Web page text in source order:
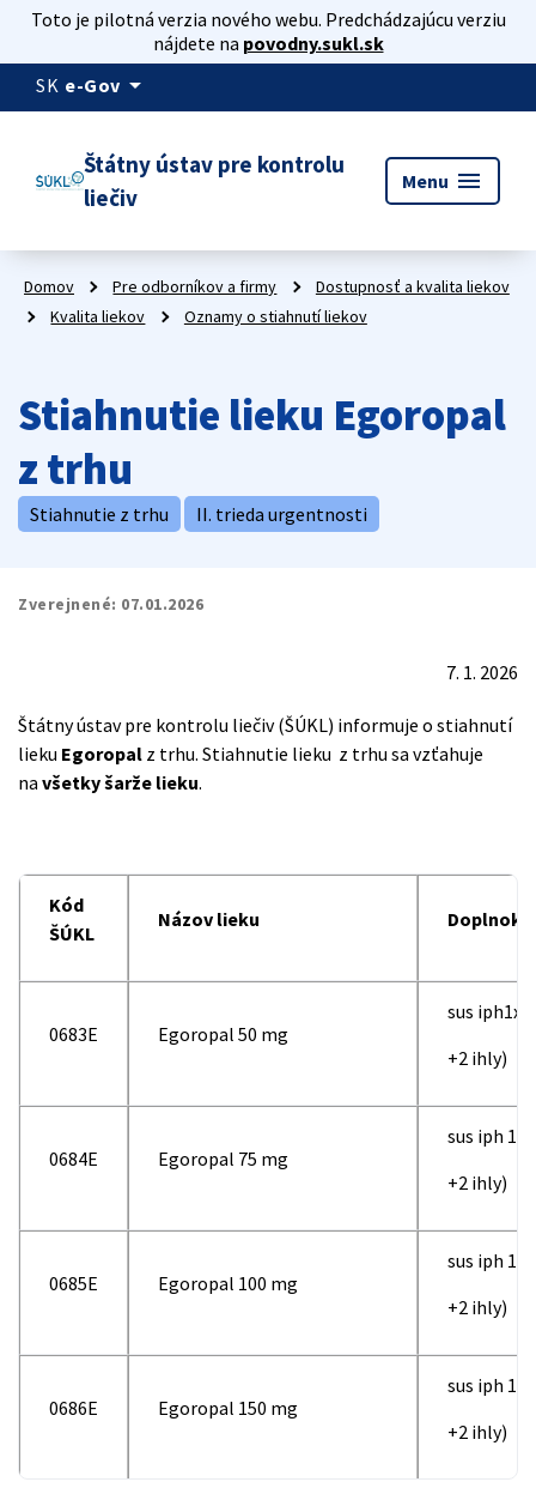
Toto je pilotná verzia nového webu. Predchádzajúcu verziu
nájdete na povodny.sukl.sk
SK e-Gov arrow_drop_down
Štátny ústav pre kontrolu
liečiv
Menu menu
Domov Pre odborníkov a firmy
Dostupnosť a kvalita liekov
Kvalita liekov
Oznamy o stiahnutí liekov
Stiahnutie lieku Egoropal
z trhu
Stiahnutie z trhu II. trieda urgentnosti
Zverejnené: 07.01.2026
7. 1. 2026
Štátny ústav pre kontrolu liečiv (ŠÚKL) informuje o stiahnutí
lieku Egoropal z trhu. Stiahnutie lieku z trhu sa vzťahuje
na všetky šarže lieku.
Kód
ŠÚKL
Názov lieku Doplnok
0683E Egoropal 50 mg
sus
+2 ihly)
0684E Egoropal 75 mg
sus iph
+2 ihly)
0685E Egoropal 100 mg
sus iph
+2 ihly)
0686E Egoropal 150 mg
sus iph
+2 ihly)